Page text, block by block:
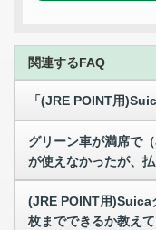
関連するFAQ
「(JRE POINT用
グリーン車が満席で
が使えなかったが、
(JRE POINT用)Suica
枚までできるか教え